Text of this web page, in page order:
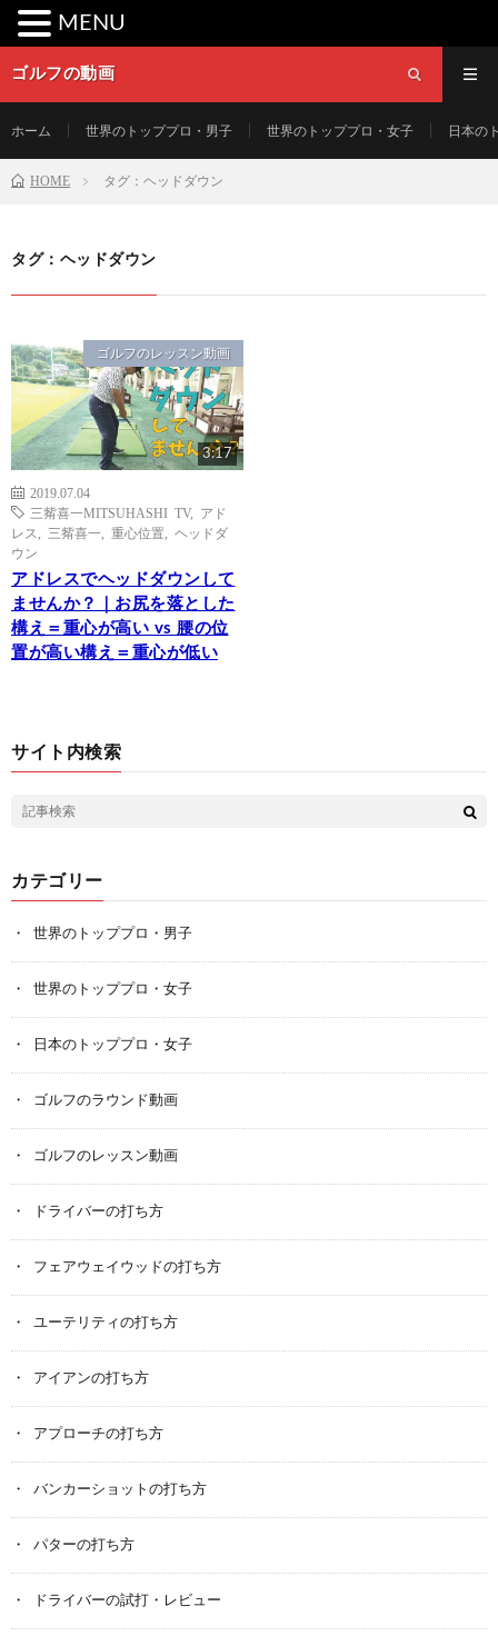
ゴルフの動画
ホーム 世界のトッププロ・男子 世界のトッププロ・女子 日本の
HOME タグ：ヘッドダウン
タグ：ヘッドダウン
ゴルフのレッスン動画
3:17
2019.07.04
三觜喜一MITSUHASHI TV, アド
レス
三觜喜一 重心位置
ヘッドダ
ウン
アドレスでヘッドダウンして
ませんか？｜お尻を落とした
構え＝重心が高い vs 腰の位
置が高い構え＝重心が低い
サイト内検索
カテゴリー
世界のトッププロ・男子
世界のトッププロ・女子
日本のトッププロ・女子
ゴルフのラウンド動画
ゴルフのレッスン動画
ドライバーの打ち方
フェアウェイウッドの打ち方
ユーテリティの打ち方
アイアンの打ち方
アプローチの打ち方
バンカーショットの打ち方
パターの打ち方
ドライバーの試打・レビュー
MENU